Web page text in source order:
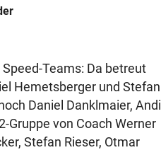
Teams: Da betreut
Hemetsberger und Stefan
Daniel Danklmaier, Andi
Gruppe von Coach Werner
Stefan Rieser, Otmar